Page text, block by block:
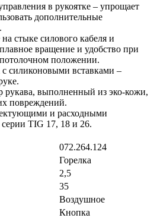
в рукоятке – упрощает
дополнительные
стыке силового кабеля и
вращение и удобство при
положении.
с силиконовыми вставками –
рукава, выполненный из эко-кожи,
повреждений.
и расходными
TIG 17, 18 и 26.
072.264.124
Горелка
2,5
35
Воздушное
Кнопка